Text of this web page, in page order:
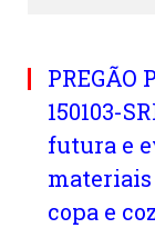
PREGÃO
150103-
futura e
copa e